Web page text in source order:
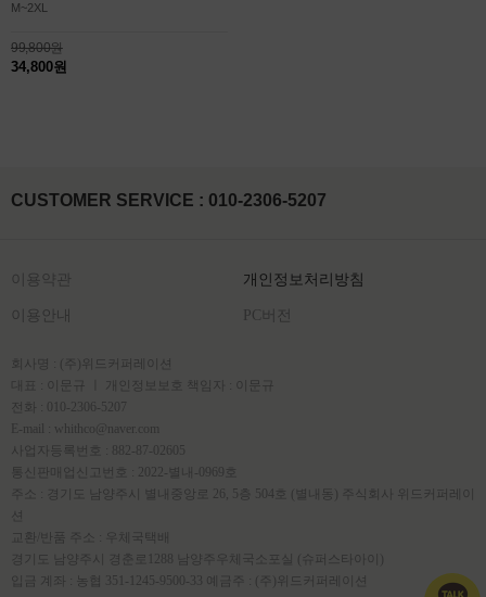
M~2XL
99,800원
34,800원
CUSTOMER SERVICE : 010-2306-5207
이용약관 개인정보처리방침
이용안내 PC버전
회사명 : (주)위드커퍼레이션
대표 : 이문규 ㅣ 개인정보보호 책임자 : 이문규
전화 : 010-2306-5207
E-mail : whithco@naver.com
사업자등록번호 : 882-87-02605
통신판매업신고번호 : 2022-별내-0969호
주소 : 경기도 남양주시 별내중앙로 26, 5층 504호 (별내동) 주식회사 위드커퍼레이
션
교환/반품 주소 : 우체국택배
경기도 남양주시 경춘로1288 남양주우체국소포실 (슈퍼스타아이)
입금 계좌 : 농협 351-1245-9500-33 예금주 : (주)위드커퍼레이션